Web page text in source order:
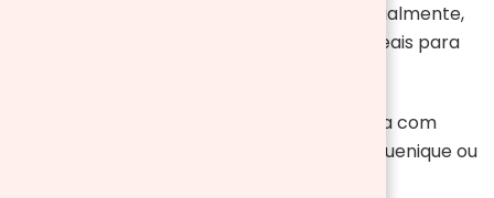
snacks, como biscoitos embalados individualmente,
mix de frutos secos e barras de cereais, ideais para
E claro, para transportar toda essa comida com
facilidade e organização, uma cesta de piquenique ou